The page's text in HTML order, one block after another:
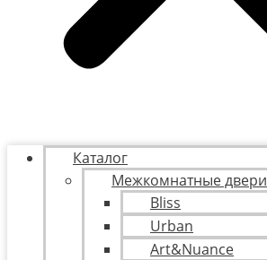
Каталог
Межкомнатные двери
Bliss
Urban
Art&Nuance